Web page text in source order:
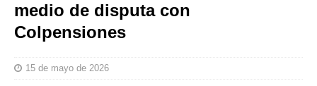
medio de disputa con
Colpensiones
15 de mayo de 2026